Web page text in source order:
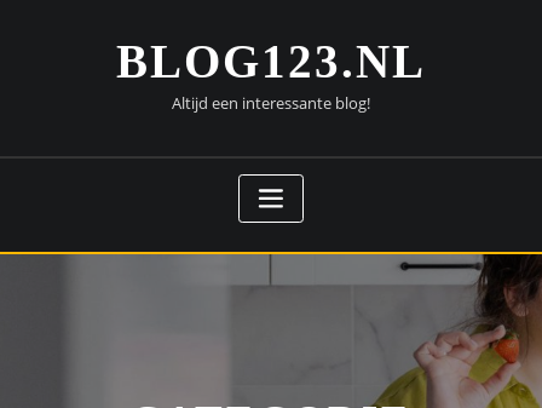
BLOG123.NL
Altijd een interessante blog!